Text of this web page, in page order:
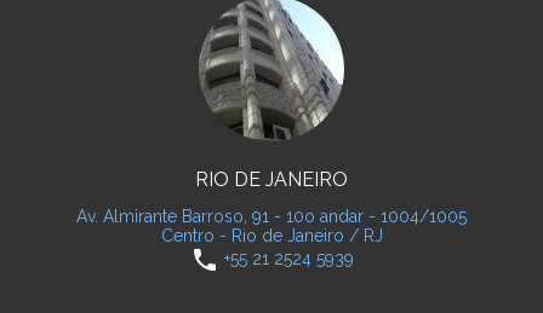
RIO DE JANEIRO
Av. Almirante Barroso, 91 - 10o andar - 1004/1005
Centro - Rio de Janeiro / RJ
phone +55 21 2524 5939